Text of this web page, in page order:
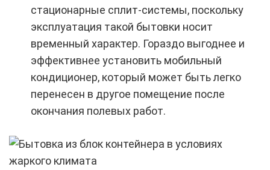
стационарные сплит-системы, поскольку
эксплуатация такой бытовки носит
временный характер. Гораздо выгоднее и
эффективнее установить мобильный
кондиционер, который может быть легко
перенесен в другое помещение после
окончания полевых работ.